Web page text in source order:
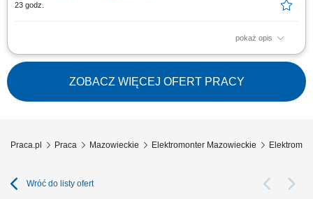
23 godz.
pokaż opis
Wykonywanie montażu i serwisu instalacji elektrycznych na obiektach
budowlanych. Kontrola poprawności wykonania połączeń i zgodności z
projektem. Współpraca z brygadzistą i pozostałymi członkami zespołu.
ZOBACZ WIĘCEJ OFERT PRACY
Praca.pl Praca Mazowieckie Elektromonter Mazowieckie
Wróć do listy ofert